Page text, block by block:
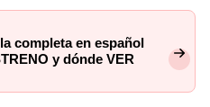
completa en español
y dónde VER